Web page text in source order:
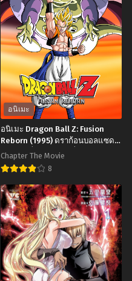
สิงหาคม 17, 2025
Chapter 36
สิงหาคม 17, 2025
Chapter 34
สิงหาคม 17, 2025
Chapter 32.2
สิงหาคม 17, 2025
Chapter 31
สิงหาคม 17, 2025
สิงหาคม 17, 2025
Chapter 29.1
สิงหาคม 17, 2025
Chapter 28.1
สิงหาคม 17, 2025
อนิเมะ
อนิเมะ Dragon Ball Z: Fusion
Reborn (1995) ดราก้อนบอลแซด
เดอะมูฟวี่ 12: การฟิวชั่นของโกคู
และเบจิต้า พากย์ไทย
Chapter The Movie
8
อ
นิ
เมะ
Dragon
Ball
Z: